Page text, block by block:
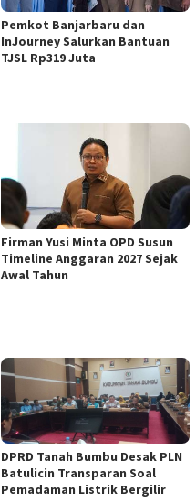
Pemkot Banjarbaru dan
InJourney Salurkan Bantuan
TJSL Rp319 Juta
Firman Yusi Minta OPD Susun
Timeline Anggaran 2027 Sejak
Awal Tahun
DPRD Tanah Bumbu Desak PLN
Batulicin Transparan Soal
Pemadaman Listrik Bergilir